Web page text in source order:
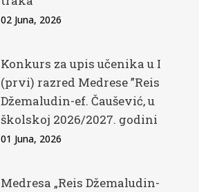
02 Juna, 2026
Konkurs za upis učenika u I
(prvi) razred Medrese ”Reis
Džemaludin-ef. Čaušević, u
školskoj 2026/2027. godini
01 Juna, 2026
Medresa „Reis Džemaludin-